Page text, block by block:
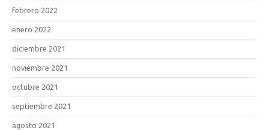
febrero 2022
enero 2022
diciembre 2021
noviembre 2021
octubre 2021
septiembre 2021
agosto 2021